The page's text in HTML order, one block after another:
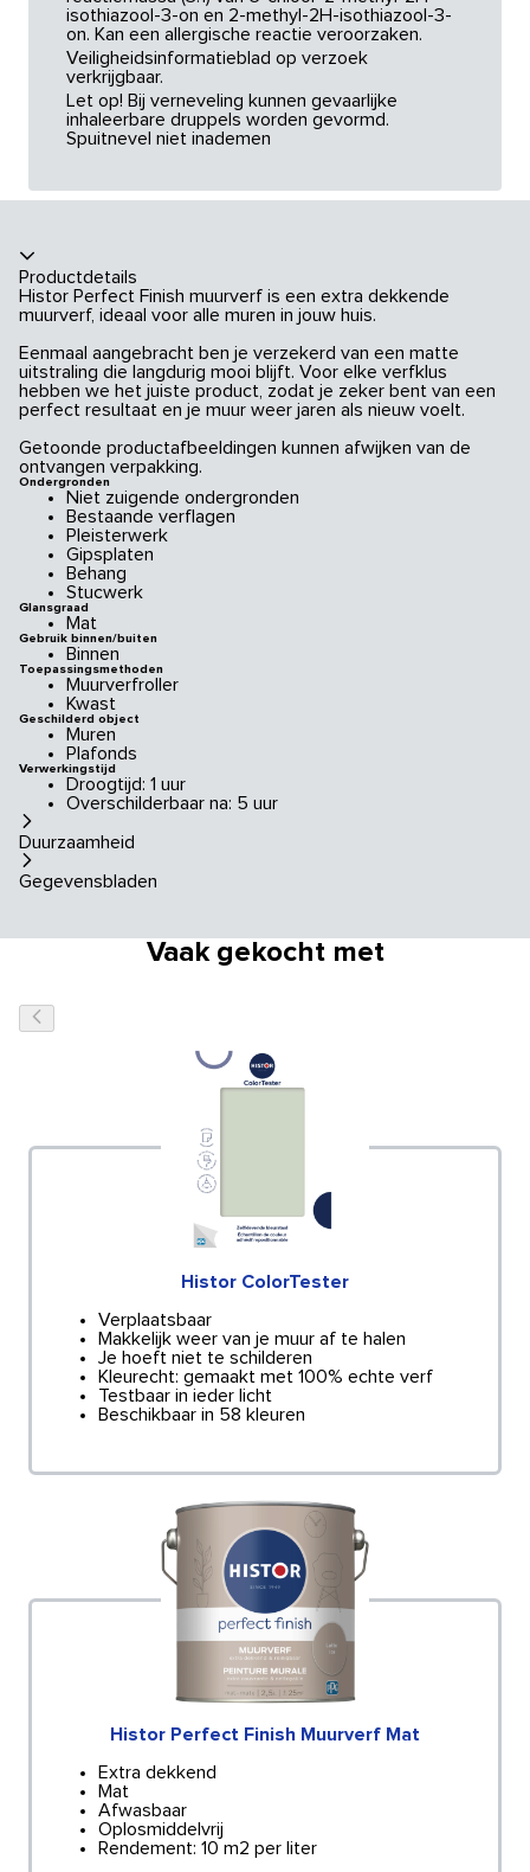
isothiazool-3-on en 2-methyl-2H-isothiazool-3-
on. Kan een allergische reactie veroorzaken.
Veiligheidsinformatieblad op verzoek
verkrijgbaar.
Let op! Bij verneveling kunnen gevaarlijke
inhaleerbare druppels worden gevormd.
Spuitnevel niet inademen
Productdetails
Histor Perfect Finish muurverf is een extra dekkende
muurverf, ideaal voor alle muren in jouw huis.
Eenmaal aangebracht ben je verzekerd van een matte
uitstraling die langdurig mooi blijft. Voor elke verfklus
hebben we het juiste product, zodat je zeker bent van een
perfect resultaat en je muur weer jaren als nieuw voelt.
Getoonde productafbeeldingen kunnen afwijken van de
ontvangen verpakking.
Ondergronden
Niet zuigende ondergronden
Bestaande verflagen
Pleisterwerk
Gipsplaten
Behang
Stucwerk
Glansgraad
Mat
Gebruik binnen/buiten
Binnen
Toepassingsmethoden
Muurverfroller
Kwast
Geschilderd object
Muren
Plafonds
Verwerkingstijd
Droogtijd: 1 uur
Overschilderbaar na: 5 uur
Duurzaamheid
Gegevensbladen
Vaak gekocht met
Histor ColorTester
Verplaatsbaar
Makkelijk weer van je muur af te halen
Je hoeft niet te schilderen
Kleurecht: gemaakt met 100% echte verf
Testbaar in ieder licht
Beschikbaar in 58 kleuren
Histor Perfect Finish Muurverf Mat
Extra dekkend
Mat
Afwasbaar
Oplosmiddelvrij
Rendement: 10 m2 per liter